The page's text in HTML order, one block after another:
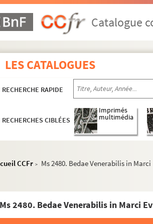
Catalogue
LES CATALOGUES
RECHERCHE RAPIDE
RECHERCHES CIBLÉES
Imprimés
multimédia
CCFr > Ms 2480. Bedae Venerabilis in
Ms 2480. Bedae Venerabilis in Marci